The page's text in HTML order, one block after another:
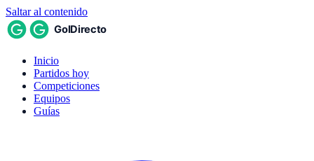
Saltar al contenido
Inicio
Partidos hoy
Competiciones
Equipos
Guías